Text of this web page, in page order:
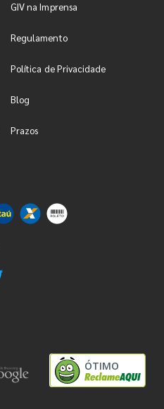
GIV na Imprensa
Regulamento
Política de Privacidade
Blog
Prazos
ÓTIMO